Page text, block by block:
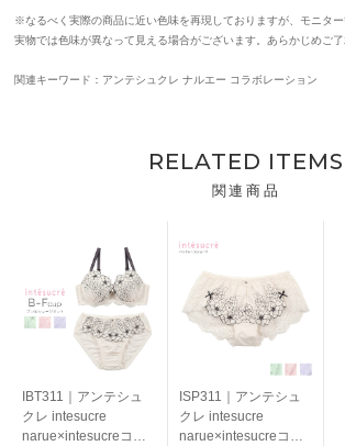
※なるべく実際の商品に近い色味を再現しておりますが、モニタ
実物では色味が異なって見える場合がございます。あらかじめご了
関連キーワード：アンテシュクレ ナルエー コラボレーション
RELATED ITEMS
関連商品
IBT311｜アンテシュ
クレ intesucre
narue×intesucreコラ
ISP311｜アンテシュ
クレ intesucre
narue×intesucreコラ